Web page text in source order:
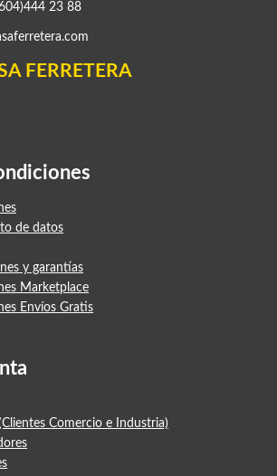
23 88
FERRETERA
de datos
y garantías
Marketplace
Envíos Gratis
Comercio e Industria)